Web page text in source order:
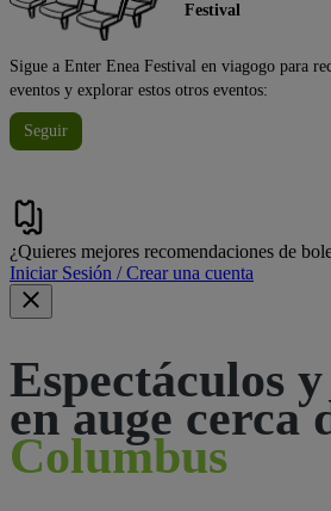
Festival
Sigue a Enter Enea Festival en viagogo para
eventos y explorar estos otros eventos:
Seguir
¿Quieres mejores recomendaciones de
Iniciar Sesión / Crear una cuenta
Espectáculos
en auge cerca
Columbus